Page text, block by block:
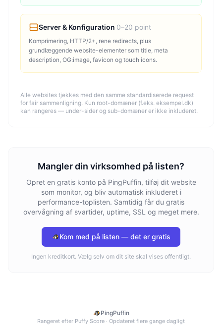
Server & Konfiguration 0–20 point
Komprimering, HTTP/2+, rene redirects, plus
grundlæggende website-elementer som title, meta
description, OG:image, favicon og touch icons.
Alle websites tjekkes med den samme standardiserede request
for fair sammenligning. Kun root-domæner (f.eks. eksempel.dk)
kan rangeres — under-sider og sub-domæner er ikke inkluderet.
Mangler din virksomhed på listen?
Opret en gratis konto på PingPuffin, tilføj dit website
som monitor, og bliv automatisk inkluderet i
performance-toplisten. Samtidig får du gratis
overvågning af svartider, uptime, SSL og meget mere.
Kom med på listen — det er gratis
Ingen kreditkort. Vælg selv om dit site skal vises offentligt.
PingPuffin
Rangeret efter Puffy Score · Opdateret flere gange dagligt